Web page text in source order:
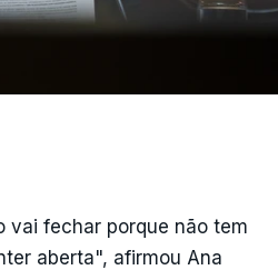
vai fechar porque não tem
aberta", afirmou Ana